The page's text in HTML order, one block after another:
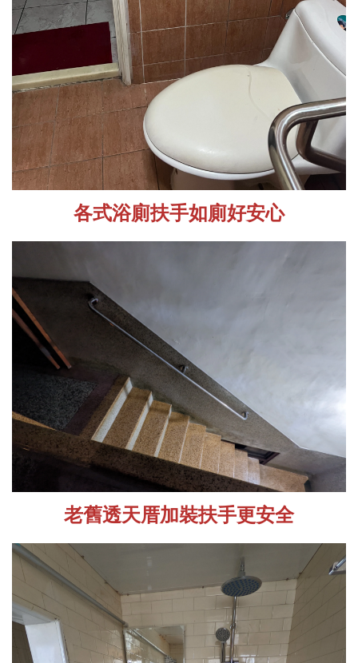
各式浴廁扶手如廁好安心
老舊透天厝加裝扶手更安全